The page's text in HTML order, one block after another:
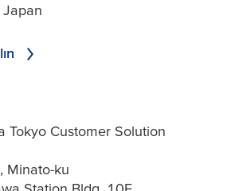
Tokyo Customer Solution
Minato-ku